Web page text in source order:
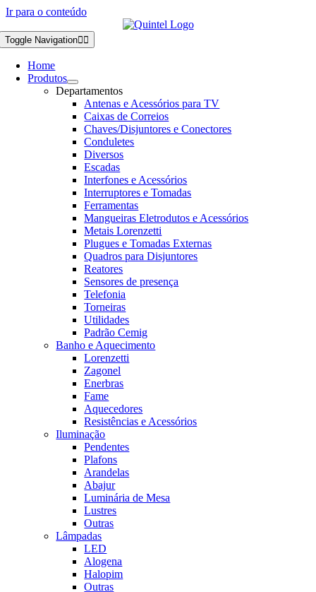
Ir para o conteúdo
Toggle Navigation
Home
Produtos
Departamentos
Antenas e Acessórios para TV
Caixas de Correios
Chaves/Disjuntores e Conectores
Conduletes
Diversos
Escadas
Interfones e Acessórios
Interruptores e Tomadas
Ferramentas
Mangueiras Eletrodutos e Acessórios
Metais Lorenzetti
Plugues e Tomadas Externas
Quadros para Disjuntores
Reatores
Sensores de presença
Telefonia
Torneiras
Utilidades
Padrão Cemig
Banho e Aquecimento
Lorenzetti
Zagonel
Enerbras
Fame
Aquecedores
Resistências e Acessórios
Iluminação
Pendentes
Plafons
Arandelas
Abajur
Luminária de Mesa
Lustres
Outras
Lâmpadas
LED
Alogena
Halopim
Outras